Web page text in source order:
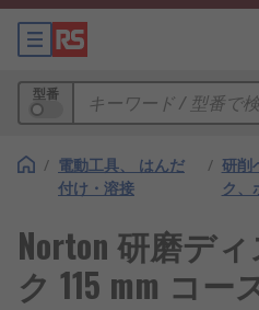
型番
/ 電動工具、 はんだ
付け・溶接
/ 研削
ク、
Norton 研磨デ
ク 115 mm コー